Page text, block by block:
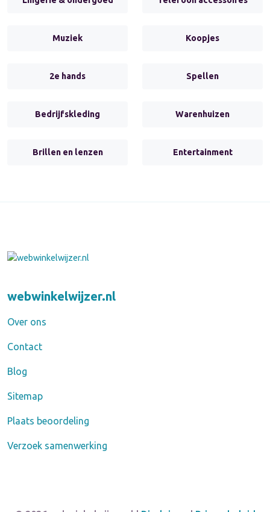
Muziek Koopjes
2e hands Spellen
Bedrijfskleding Warenhuizen
Brillen en lenzen Entertainment
webwinkelwijzer.nl
Over ons
Contact
Blog
Sitemap
Plaats beoordeling
Verzoek samenwerking